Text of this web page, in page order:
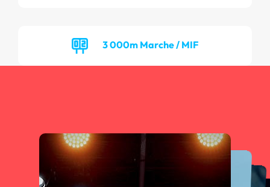
3 000m Marche / MIF